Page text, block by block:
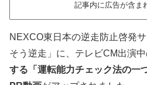
記事内に広告が含ま
NEXCO東日本の逆走防止啓発
そう逆走」に、テレビCM出演
する「運転能力チェック法の一